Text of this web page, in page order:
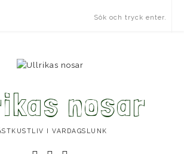
nosar
I VARDAGSLUNK